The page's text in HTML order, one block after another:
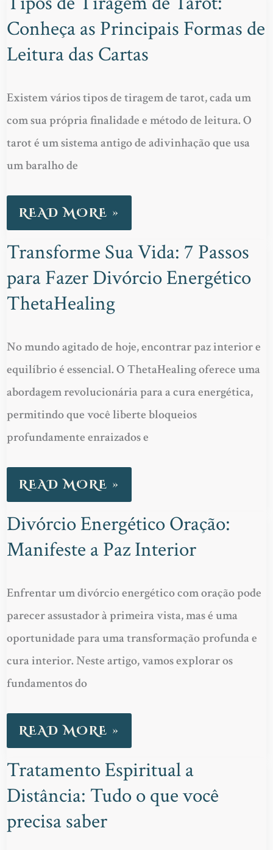
Conheça as Principais Formas de
Leitura das Cartas
Existem vários tipos de tiragem de tarot, cada um
com sua própria finalidade e método de leitura. O
tarot é um sistema antigo de adivinhação que usa
um baralho de
DE
TIRAGEM
TAROT:
CONHEÇA
AS
PRINCIPAIS
DE
LEITURA
DAS
CARTAS
READ MORE »
Transforme Sua Vida: 7 Passos
para Fazer Divórcio Energético
ThetaHealing
No mundo agitado de hoje, encontrar paz interior e
equilíbrio é essencial. O ThetaHealing oferece uma
abordagem revolucionária para a cura energética,
permitindo que você liberte bloqueios
profundamente enraizados e
TRANSFORME
SUA
VIDA:
PASSOS
PARA
FAZER
DIVÓRCIO
ENERGÉTICO
READ MORE »
Divórcio Energético Oração:
Manifeste a Paz Interior
Enfrentar um divórcio energético com oração pode
parecer assustador à primeira vista, mas é uma
oportunidade para uma transformação profunda e
cura interior. Neste artigo, vamos explorar os
fundamentos do
DIVÓRCIO
ENERGÉTICO
MANIFESTE
A
PAZ
INTERIOR
READ MORE »
Tratamento Espiritual a
Distância: Tudo o que você
precisa saber
TRATAMENTO
ESPIRITUAL